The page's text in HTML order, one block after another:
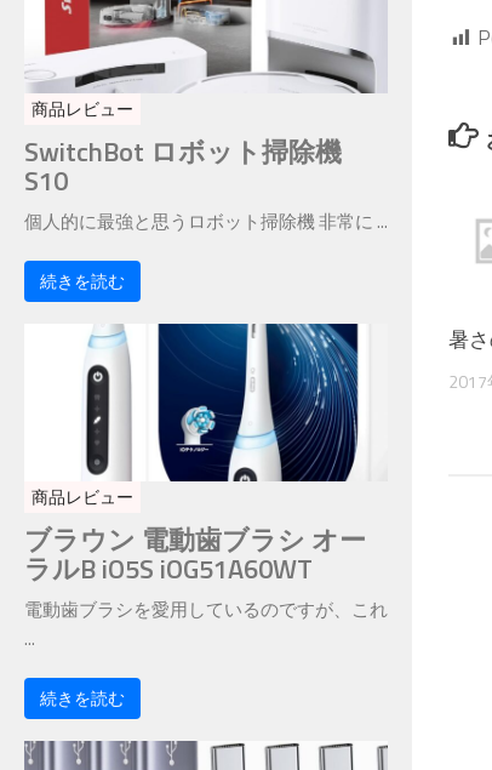
暑
2017
商品レビュー
SwitchBot ロボット掃除機
S10
個人的に最強と思うロボット掃除機 非常に ...
続きを読む
商品レビュー
ブラウン 電動歯ブラシ オー
ラルB iO5S iOG51A60WT
電動歯ブラシを愛用しているのですが、これ
...
続きを読む